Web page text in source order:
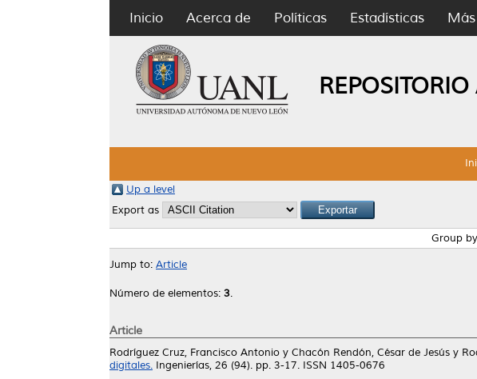
Inicio Acerca de Políticas Estadísticas
Up a level
Export as
Group
Jump to: Article
Número de elementos: 3.
Article
Rodríguez Cruz, Francisco Antonio y Chacón Rendón, César de Jesús y
digitales. Ingenierías, 26 (94). pp. 3-17. ISSN 1405-0676